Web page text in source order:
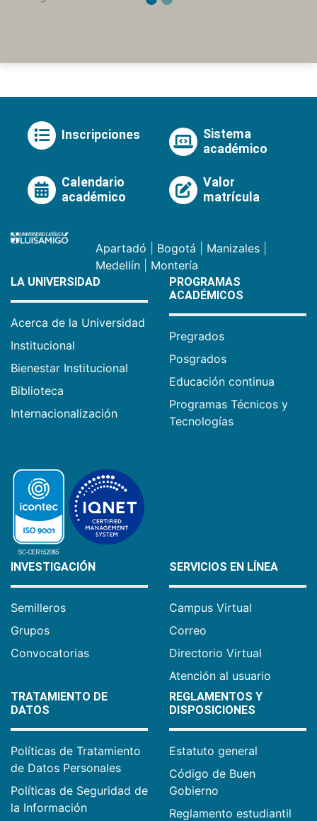
Inscripciones
Sistema
académico
Calendario
académico
Valor
matrícula
Apartadó Bogotá Manizales
Medellín
Montería
LA UNIVERSIDAD
Acerca de la Universidad
Institucional
Bienestar Institucional
Biblioteca
Internacionalización
PROGRAMAS
ACADÉMICOS
Pregrados
Posgrados
Educación continua
Programas Técnicos y
Tecnologías
INVESTIGACIÓN
Semilleros
Grupos
Convocatorias
SERVICIOS EN LÍNEA
Campus Virtual
Correo
Directorio Virtual
Atención al usuario
TRATAMIENTO DE
DATOS
Políticas de Tratamiento
de Datos Personales
Políticas de Seguridad de
la Información
REGLAMENTOS Y
DISPOSICIONES
Estatuto general
Código de Buen
Gobierno
Reglamento estudiantil